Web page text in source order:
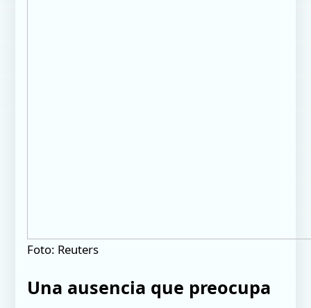
Foto: Reuters
Una ausencia que preocupa